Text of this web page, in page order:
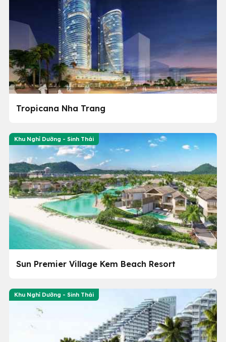
Tropicana Nha Trang
Khu Nghỉ Dưỡng - Sinh Thái
Sun Premier Village Kem Beach Resort
Khu Nghỉ Dưỡng - Sinh Thái